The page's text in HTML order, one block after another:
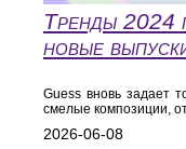
Тренды 2024
новые
Guess вновь задает
смелые композиции,
2026-06-08